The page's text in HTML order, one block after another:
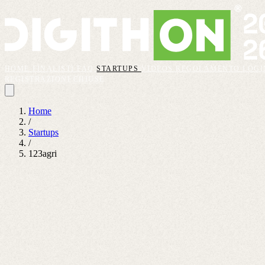
FAQSTARTUPS VIDEOS REGOLAMENTO
Home
/
Startups
/
123agri